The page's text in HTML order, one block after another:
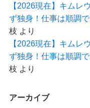
【2026現在】キムレ
ず独身！仕事は順調
枝 より
【2026現在】キムレ
ず独身！仕事は順調
枝 より
アーカイブ